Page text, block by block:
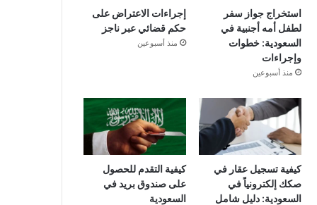
استخراج جواز سفر
لطفل أمه أجنبية في
السعودية: خطوات
وإجراءات
منذ أسبوعين
إجراءات الاعتراض على
حكم قضائي عبر ناجز
منذ أسبوعين
كيفية تسجيل عقار في
صكك إلكترونياً في
السعودية: دليل شامل
كيفية التقدم للحصول
على صندوق بريد في
السعودية